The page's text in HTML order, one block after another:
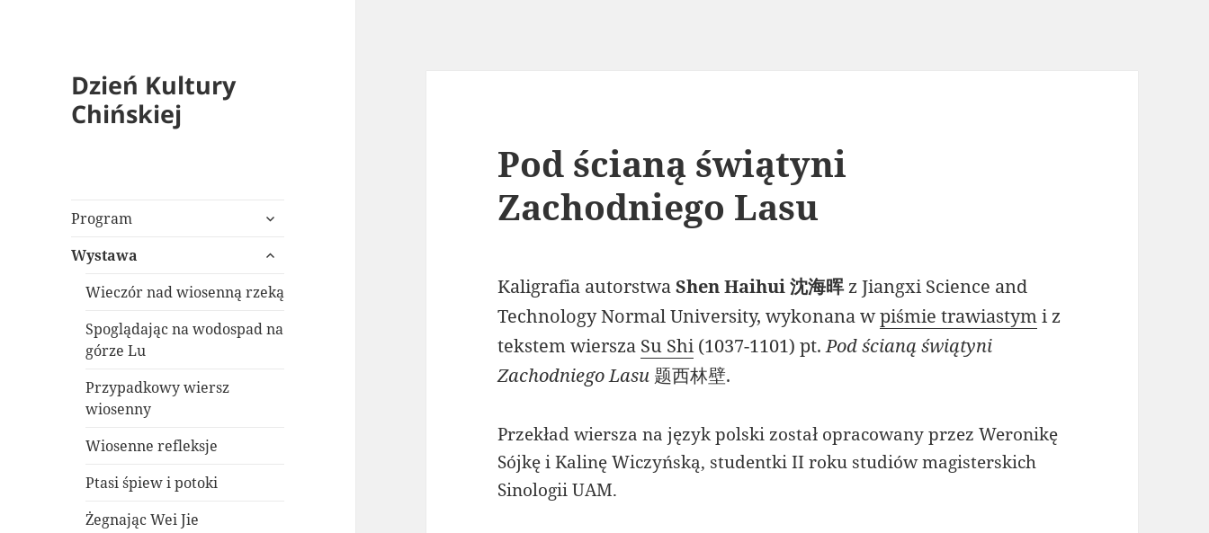
Dzień Kultury
Chińskiej
Program
rozwiń
potomne
Wystawa
rozwiń
potomne
Wieczór nad wiosenną rzeką
Spoglądając na wodospad na
górze Lu
Przypadkowy wiersz
wiosenny
Wiosenne refleksje
Ptasi śpiew i potoki
Żegnając Wei Jie
Pod ścianą świątyni
Zachodniego Lasu
Kaligrafia autorstwaShen Haihui 沈海晖z Jiangxi Science and
Technology Normal University, wykonana wpiśmie trawiastymi z
tekstem wiersza Su Shi(1037-1101) pt.Pod ścianą świątyni
Zachodniego Lasu 题西林壁.
Przekład wiersza na język polski został opracowany przez Weronikę
Sójkę i Kalinę Wiczyńską, studentki II roku studiów magisterskich
Sinologii UAM.